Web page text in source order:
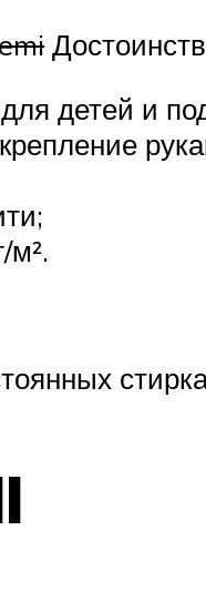
детей и
м².